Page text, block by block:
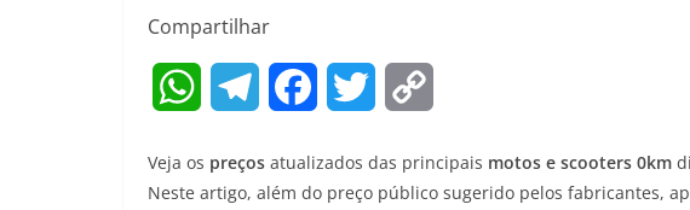
Compartilhar
W
a
l
c
i
p
Veja os preços atualizados das principais motos e scooters 0km
Neste artigo, além do preço público sugerido pelos fabricantes,